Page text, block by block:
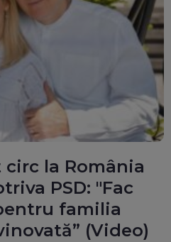
la România
PSD: "Fac
familia
(Video)